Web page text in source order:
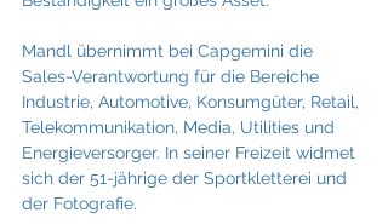
Mandl übernimmt bei Capgemini die
Sales-Verantwortung für die Bereiche
Industrie, Automotive, Konsumgüter, Retail,
Telekommunikation, Media, Utilities und
Energieversorger. In seiner Freizeit widmet
sich der 51-jährige der Sportkletterei und
der Fotografie.